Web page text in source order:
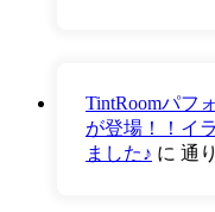
TintRoomパフ
が登場！！イ
ました♪ に 通